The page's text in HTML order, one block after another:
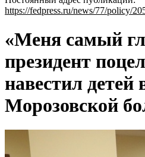
https://fedpress.ru/news/77/policy/
«Меня самый
президент
навестил детей
Морозовской